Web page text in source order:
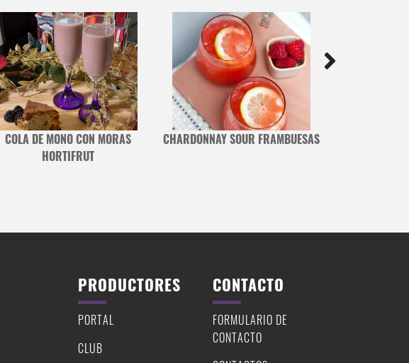
COLA DE MONO CON MORAS
HORTIFRUT
CHARDONNAY SOUR FRAMBUESAS
PRODUCTORES
PORTAL
CLUB
CONTACTO
FORMULARIO DE
CONTACTO